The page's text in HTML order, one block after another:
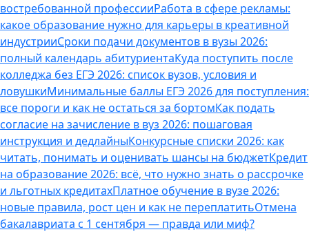
востребованной профессииРабота в сфере рекламы:
какое образование нужно для карьеры в креативной
индустрииСроки подачи документов в вузы 2026:
полный календарь абитуриентаКуда поступить после
колледжа без ЕГЭ 2026: список вузов, условия и
ловушкиМинимальные баллы ЕГЭ 2026 для поступления:
все пороги и как не остаться за бортомКак подать
согласие на зачисление в вуз 2026: пошаговая
инструкция и дедлайныКонкурсные списки 2026: как
читать, понимать и оценивать шансы на бюджетКредит
на образование 2026: всё, что нужно знать о рассрочке
и льготных кредитахПлатное обучение в вузе 2026:
новые правила, рост цен и как не переплатитьОтмена
бакалавриата с 1 сентября — правда или миф?